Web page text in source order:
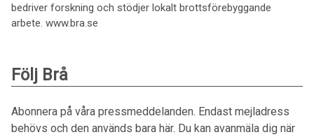
bedriver forskning och stödjer lokalt brottsförebyggande
arbete. www.bra.se
Följ Brå
Abonnera på våra pressmeddelanden. Endast mejladress
behövs och den används bara här. Du kan avanmäla dig när